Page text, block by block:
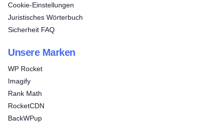
Cookie-Einstellungen
Juristisches Wörterbuch
Sicherheit FAQ
Unsere Marken
WP Rocket
Imagify
Rank Math
RocketCDN
BackWPup